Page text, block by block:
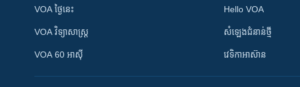
VOA ថ្ងៃនេះ
VOA ​វិទ្យាសាស្ត្រ
VOA 60 អាស៊ី
Hello VOA
សំឡេង​ជំនាន់​ថ្មី
វេទិកា​អាស៊ាន